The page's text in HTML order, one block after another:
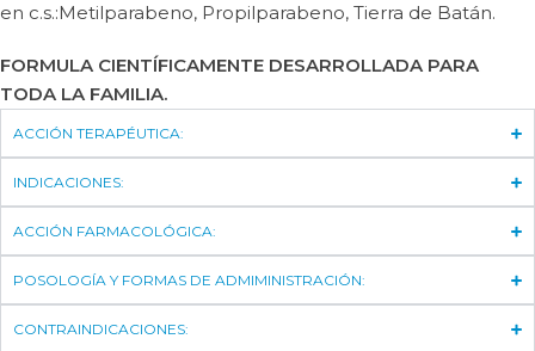
en c.s.:Metilparabeno, Propilparabeno, Tierra de Batán.
FORMULA CIENTÍFICAMENTE DESARROLLADA PARA
TODA LA FAMILIA.
ACCIÓN TERAPÉUTICA:
INDICACIONES:
ACCIÓN FARMACOLÓGICA:
POSOLOGÍA Y FORMAS DE ADMIMINISTRACIÓN:
CONTRAINDICACIONES: